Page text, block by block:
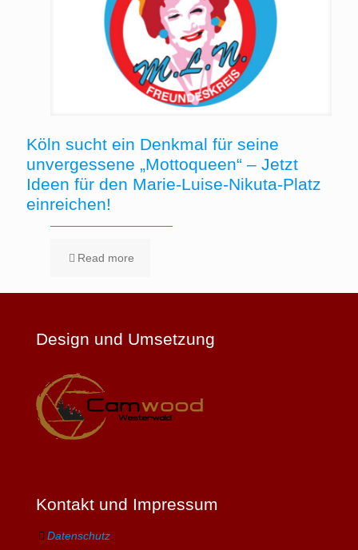
Köln sucht ein Denkmal für seine
unvergessene „Mottoqueen“ – Jetzt
Ideen für den Marie-Luise-Nikuta-Platz
einreichen!
Read more
Design und Umsetzung
Kontakt und Impressum
Datenschutz